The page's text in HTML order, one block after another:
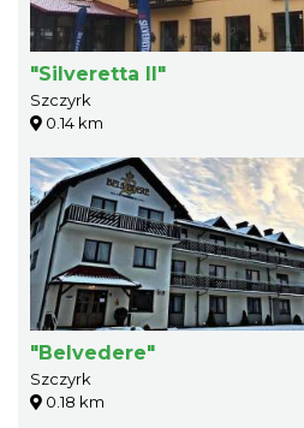
"Silveretta II"
Szczyrk
0.14 km
"Belvedere"
Szczyrk
0.18 km